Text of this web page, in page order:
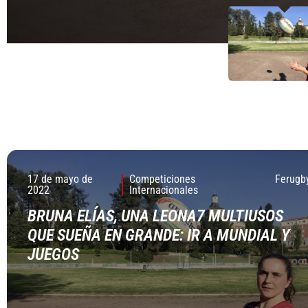
17 de mayo de
2022
Competiciones
Internacionales
BRUNA ELÍAS, UNA LEONA7 MULTIUSOS
QUE SUEÑA EN GRANDE: IR A MUNDIAL Y
JUEGOS